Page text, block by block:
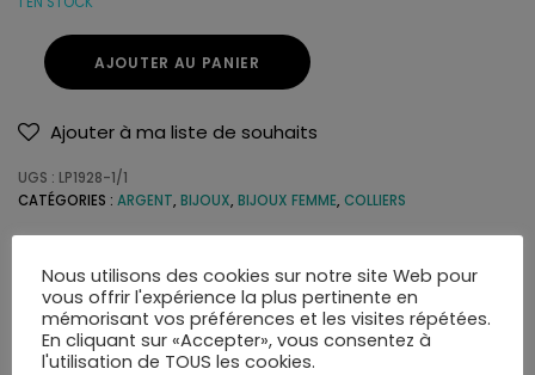
AJOUTER AU PANIER
Ajouter à ma liste de souhaits
UGS : LP1928-1/1
CATÉGORIES : ARGENT, BIJOUX, BIJOUX FEMME, COLLIERS
LIVRAISON AVIS (0)
Nous utilisons des cookies sur notre site Web pour
vous offrir l'expérience la plus pertinente en
mémorisant vos préférences et les visites répétées.
En cliquant sur «Accepter», vous consentez à
l'utilisation de TOUS les cookies.